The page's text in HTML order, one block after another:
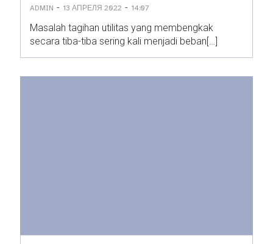
ADMIN - 13 АПРЕЛЯ 2022 - 14:07
Masalah tagihan utilitas yang membengkak
secara tiba-tiba sering kali menjadi beban[…]